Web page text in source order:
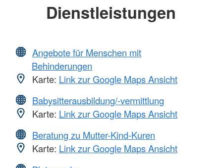
Dienstleistungen
Angebote für Menschen mit
Behinderungen
Karte: Link zur Google Maps Ansicht
Babysitterausbildung/-vermittlung
Karte: Link zur Google Maps Ansicht
Beratung zu Mutter-Kind-Kuren
Karte: Link zur Google Maps Ansicht